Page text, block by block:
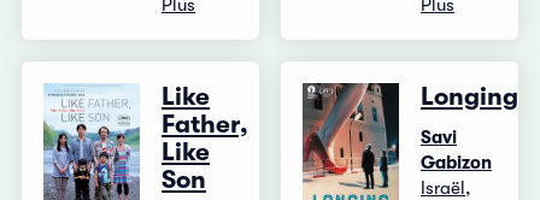
Plus Plus
Like
Father,
Like
Son
Longing
Savi
Gabizon
Israël,